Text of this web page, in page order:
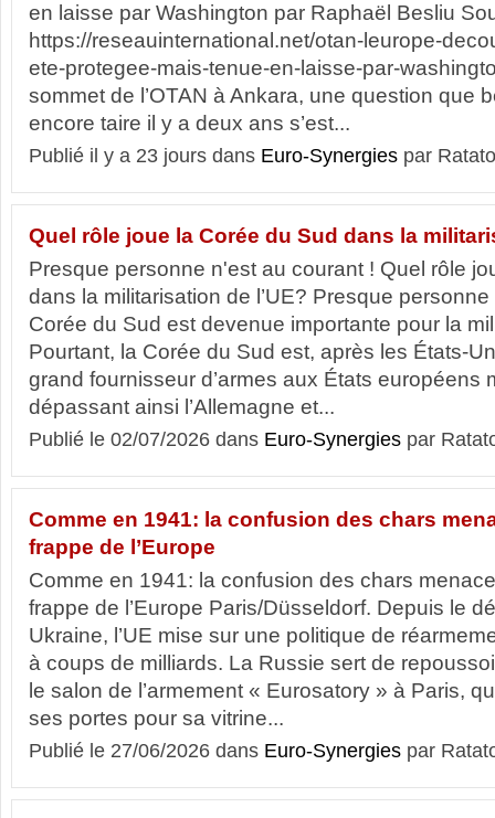
en laisse par Washington par Raphaël Besliu
https://reseauinternational.net/otan-leurope-
ete-protegee-mais-tenue-en-laisse-par-
sommet de l’OTAN à Ankara, une question que
encore taire il y a deux ans s’est...
Publié il y a 23 jours dans Euro-Synergies par
Quel rôle joue la Corée du Sud dans la
Presque personne n'est au courant ! Quel rôle
dans la militarisation de l’UE? Presque
Corée du Sud est devenue importante pour la
Pourtant, la Corée du Sud est, après les États-
grand fournisseur d’armes aux États européens
dépassant ainsi l’Allemagne et...
Publié le 02/07/2026 dans Euro-Synergies par
Comme en 1941: la confusion des chars
frappe de l’Europe
Comme en 1941: la confusion des chars
frappe de l’Europe Paris/Düsseldorf. Depuis le
Ukraine, l’UE mise sur une politique de
à coups de milliards. La Russie sert de
le salon de l’armement « Eurosatory » à Paris,
ses portes pour sa vitrine...
Publié le 27/06/2026 dans Euro-Synergies par